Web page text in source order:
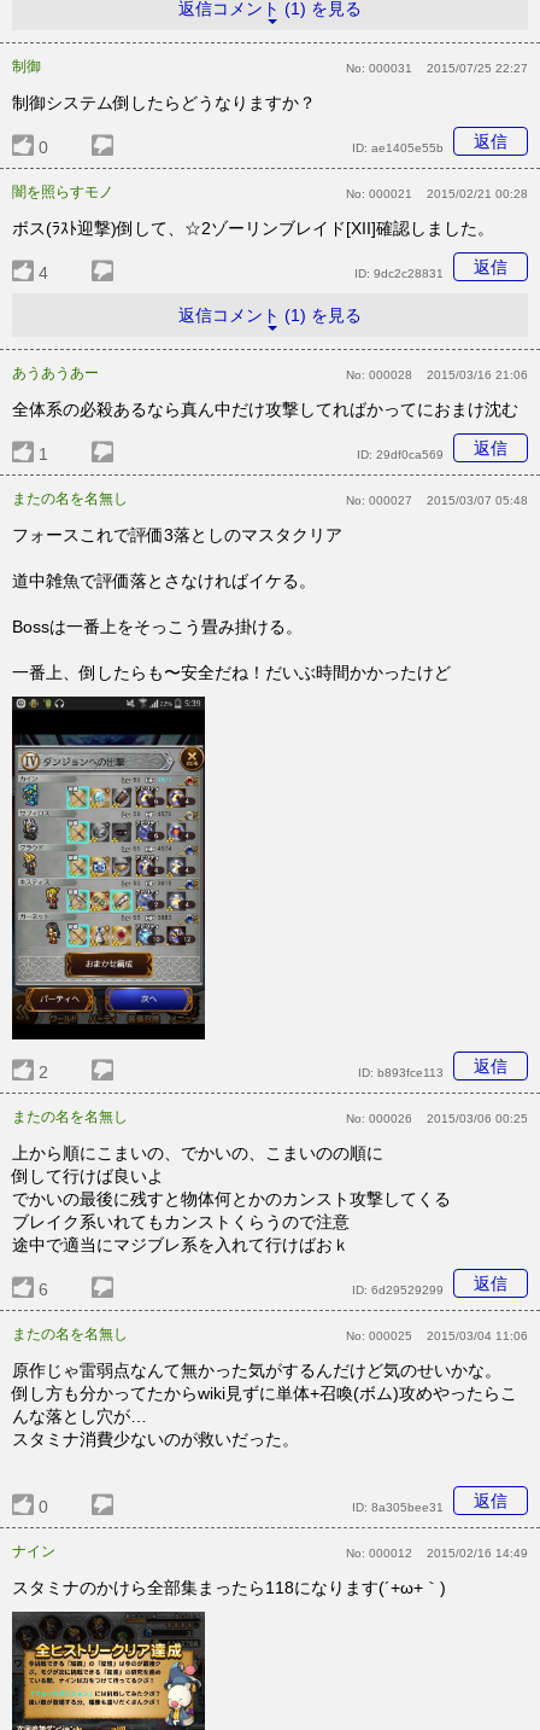
返信コメント (1) を見る
制御 No: 000031 2015/07/25 22:27
制御システム倒したらどうなりますか？
0 返信
ID: ae1405e55b
闇を照らすモノ No: 000021 2015/02/21 00:28
ボス(ﾗｽﾄ迎撃)倒して、☆2ゾーリンブレイド[XII]確認しました。
4 返信
ID: 9dc2c28831
返信コメント (1) を見る
あうあうあー No: 000028 2015/03/16 21:06
全体系の必殺あるなら真ん中だけ攻撃してればかってにおまけ沈む
1 返信
ID: 29df0ca569
またの名を名無し No: 000027 2015/03/07 05:48
フォースこれで評価3落としのマスタクリア
道中雑魚で評価落とさなければイケる。
Bossは一番上をそっこう畳み掛ける。
一番上、倒したらも〜安全だね！だいぶ時間かかったけど
2 返信
ID: b893fce113
またの名を名無し No: 000026 2015/03/06 00:25
上から順にこまいの、でかいの、こまいのの順に
倒して行けば良いよ
でかいの最後に残すと物体何とかのカンスト攻撃してくる
ブレイク系いれてもカンストくらうので注意
途中で適当にマジブレ系を入れて行けばおｋ
6 返信
ID: 6d29529299
またの名を名無し No: 000025 2015/03/04 11:06
原作じゃ雷弱点なんて無かった気がするんだけど気のせいかな。
倒し方も分かってたからwiki見ずに単体+召喚(ボム)攻めやったらこ
んな落とし穴が…
スタミナ消費少ないのが救いだった。
0 返信
ID: 8a305bee31
ナイン No: 000012 2015/02/16 14:49
スタミナのかけら全部集まったら118になります(´+ω+｀)